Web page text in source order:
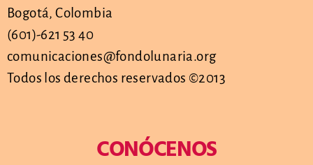
Bogotá, Colombia
(601)-621 53 40
comunicaciones@fondolunaria.org
Todos los derechos reservados ©2013
CONÓCENOS